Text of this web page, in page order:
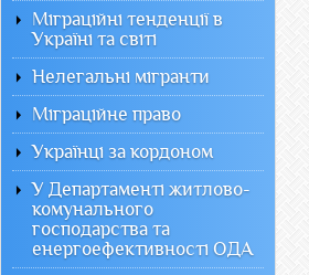
Міграційні тенденції в
Україні та світі
Нелегальні мігранти
Міграційне право
Українці за кордоном
У Департаменті житлово-
комунального
господарства та
енергоефективності ОДА